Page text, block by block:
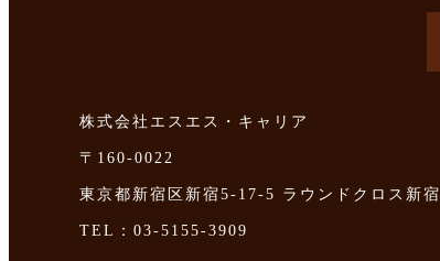
株式会社エスエス・キャリア
〒160-0022
東京都新宿区新宿5-17-5 ラウンドクロス新
TEL：03-5155-3909